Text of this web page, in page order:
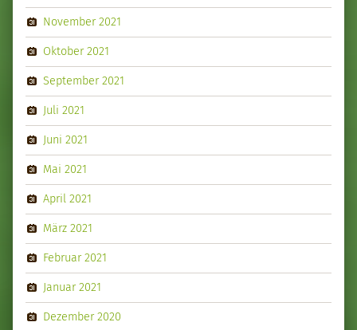
November 2021
Oktober 2021
September 2021
Juli 2021
Juni 2021
Mai 2021
April 2021
März 2021
Februar 2021
Januar 2021
Dezember 2020